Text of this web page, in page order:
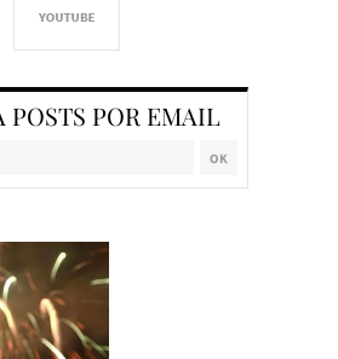
POSTS POR EMAIL